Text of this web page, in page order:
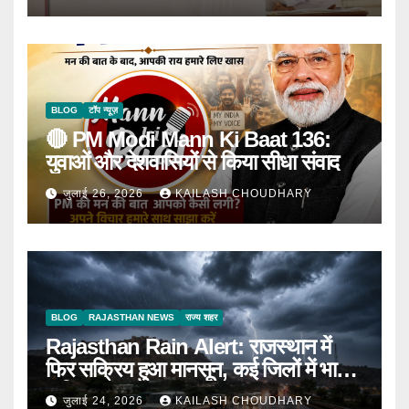
BLOG टॉप न्यूज़
🔴 PM Modi Mann Ki Baat 136:
युवाओं और देशवासियों से किया सीधा संवाद
जुलाई 26, 2026 KAILASH CHOUDHARY
BLOG RAJASTHAN NEWS राज्य शहर
Rajasthan Rain Alert: राजस्थान में
फिर सक्रिय हुआ मानसून, कई जिलों में भारी
बारिश का Alert
जुलाई 24, 2026 KAILASH CHOUDHARY